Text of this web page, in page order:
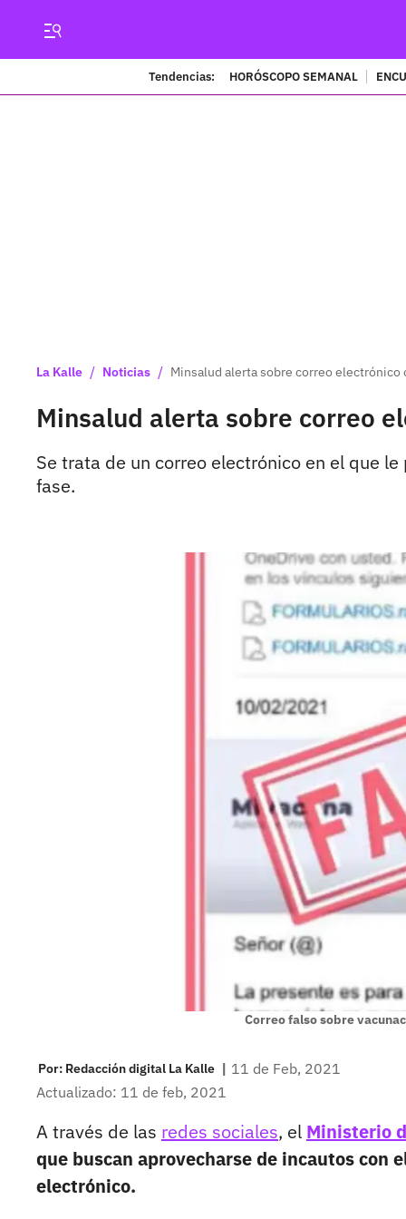
Tendencias: HORÓSCOPO SEMANAL
La Kalle / Noticias / Minsalud alerta sobre correo electrónico
Minsalud alerta sobre correo
Se trata de un correo electrónico en el que
fase.
Correo falso sobre
Por: Redacción digital La Kalle | 11 de Feb, 2021
Actualizado: 11 de feb, 2021
A través de las redes sociales, el Ministerio
que buscan aprovecharse de incautos con
electrónico.